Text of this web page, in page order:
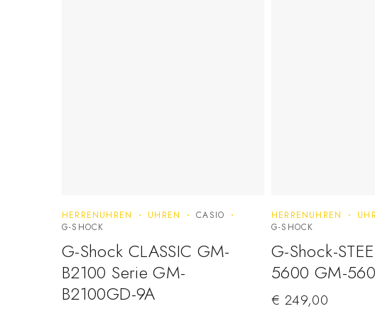
HERRENUHREN UHREN
CASIO
G-SHOCK
G-Shock CLASSIC GM-
B2100 Serie GM-
B2100GD-9A
HERRENUHREN
G-SHOCK
G-Shock-
5600 GM-
€ 249,00